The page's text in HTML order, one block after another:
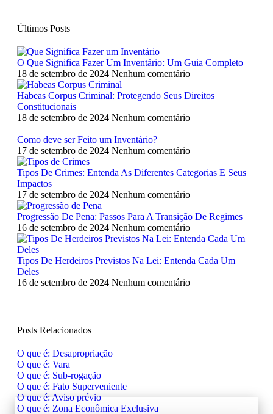
Últimos Posts
O Que Significa Fazer Um Inventário: Um Guia Completo
18 de setembro de 2024 Nenhum comentário
Habeas Corpus Criminal: Protegendo Seus Direitos
Constitucionais
18 de setembro de 2024 Nenhum comentário
Como deve ser Feito um Inventário?
17 de setembro de 2024 Nenhum comentário
Tipos De Crimes: Entenda As Diferentes Categorias E Seus
Impactos
17 de setembro de 2024 Nenhum comentário
Progressão De Pena: Passos Para A Transição De Regimes
16 de setembro de 2024 Nenhum comentário
Tipos De Herdeiros Previstos Na Lei: Entenda Cada Um
Deles
16 de setembro de 2024 Nenhum comentário
Posts Relacionados
O que é: Desapropriação
O que é: Vara
O que é: Sub-rogação
O que é: Fato Superveniente
O que é: Aviso prévio
O que é: Zona Econômica Exclusiva